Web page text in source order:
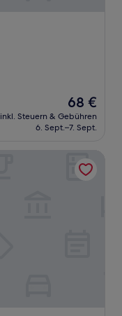
Der
Preis
beträgt
68 €
inkl. Steuern & Gebühren
6. Sept.–7. Sept.